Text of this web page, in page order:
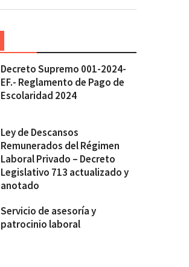
Decreto Supremo 001-2024-
EF.- Reglamento de Pago de
Escolaridad 2024
Ley de Descansos
Remunerados del Régimen
Laboral Privado – Decreto
Legislativo 713 actualizado y
anotado
Servicio de asesoría y
patrocinio laboral